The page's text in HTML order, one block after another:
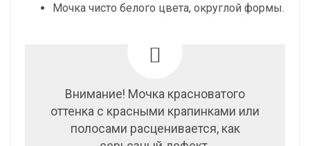
Мочка чисто белого цвета, округлой формы.
Внимание! Мочка красноватого
оттенка с красными крапинками или
полосами расценивается, как